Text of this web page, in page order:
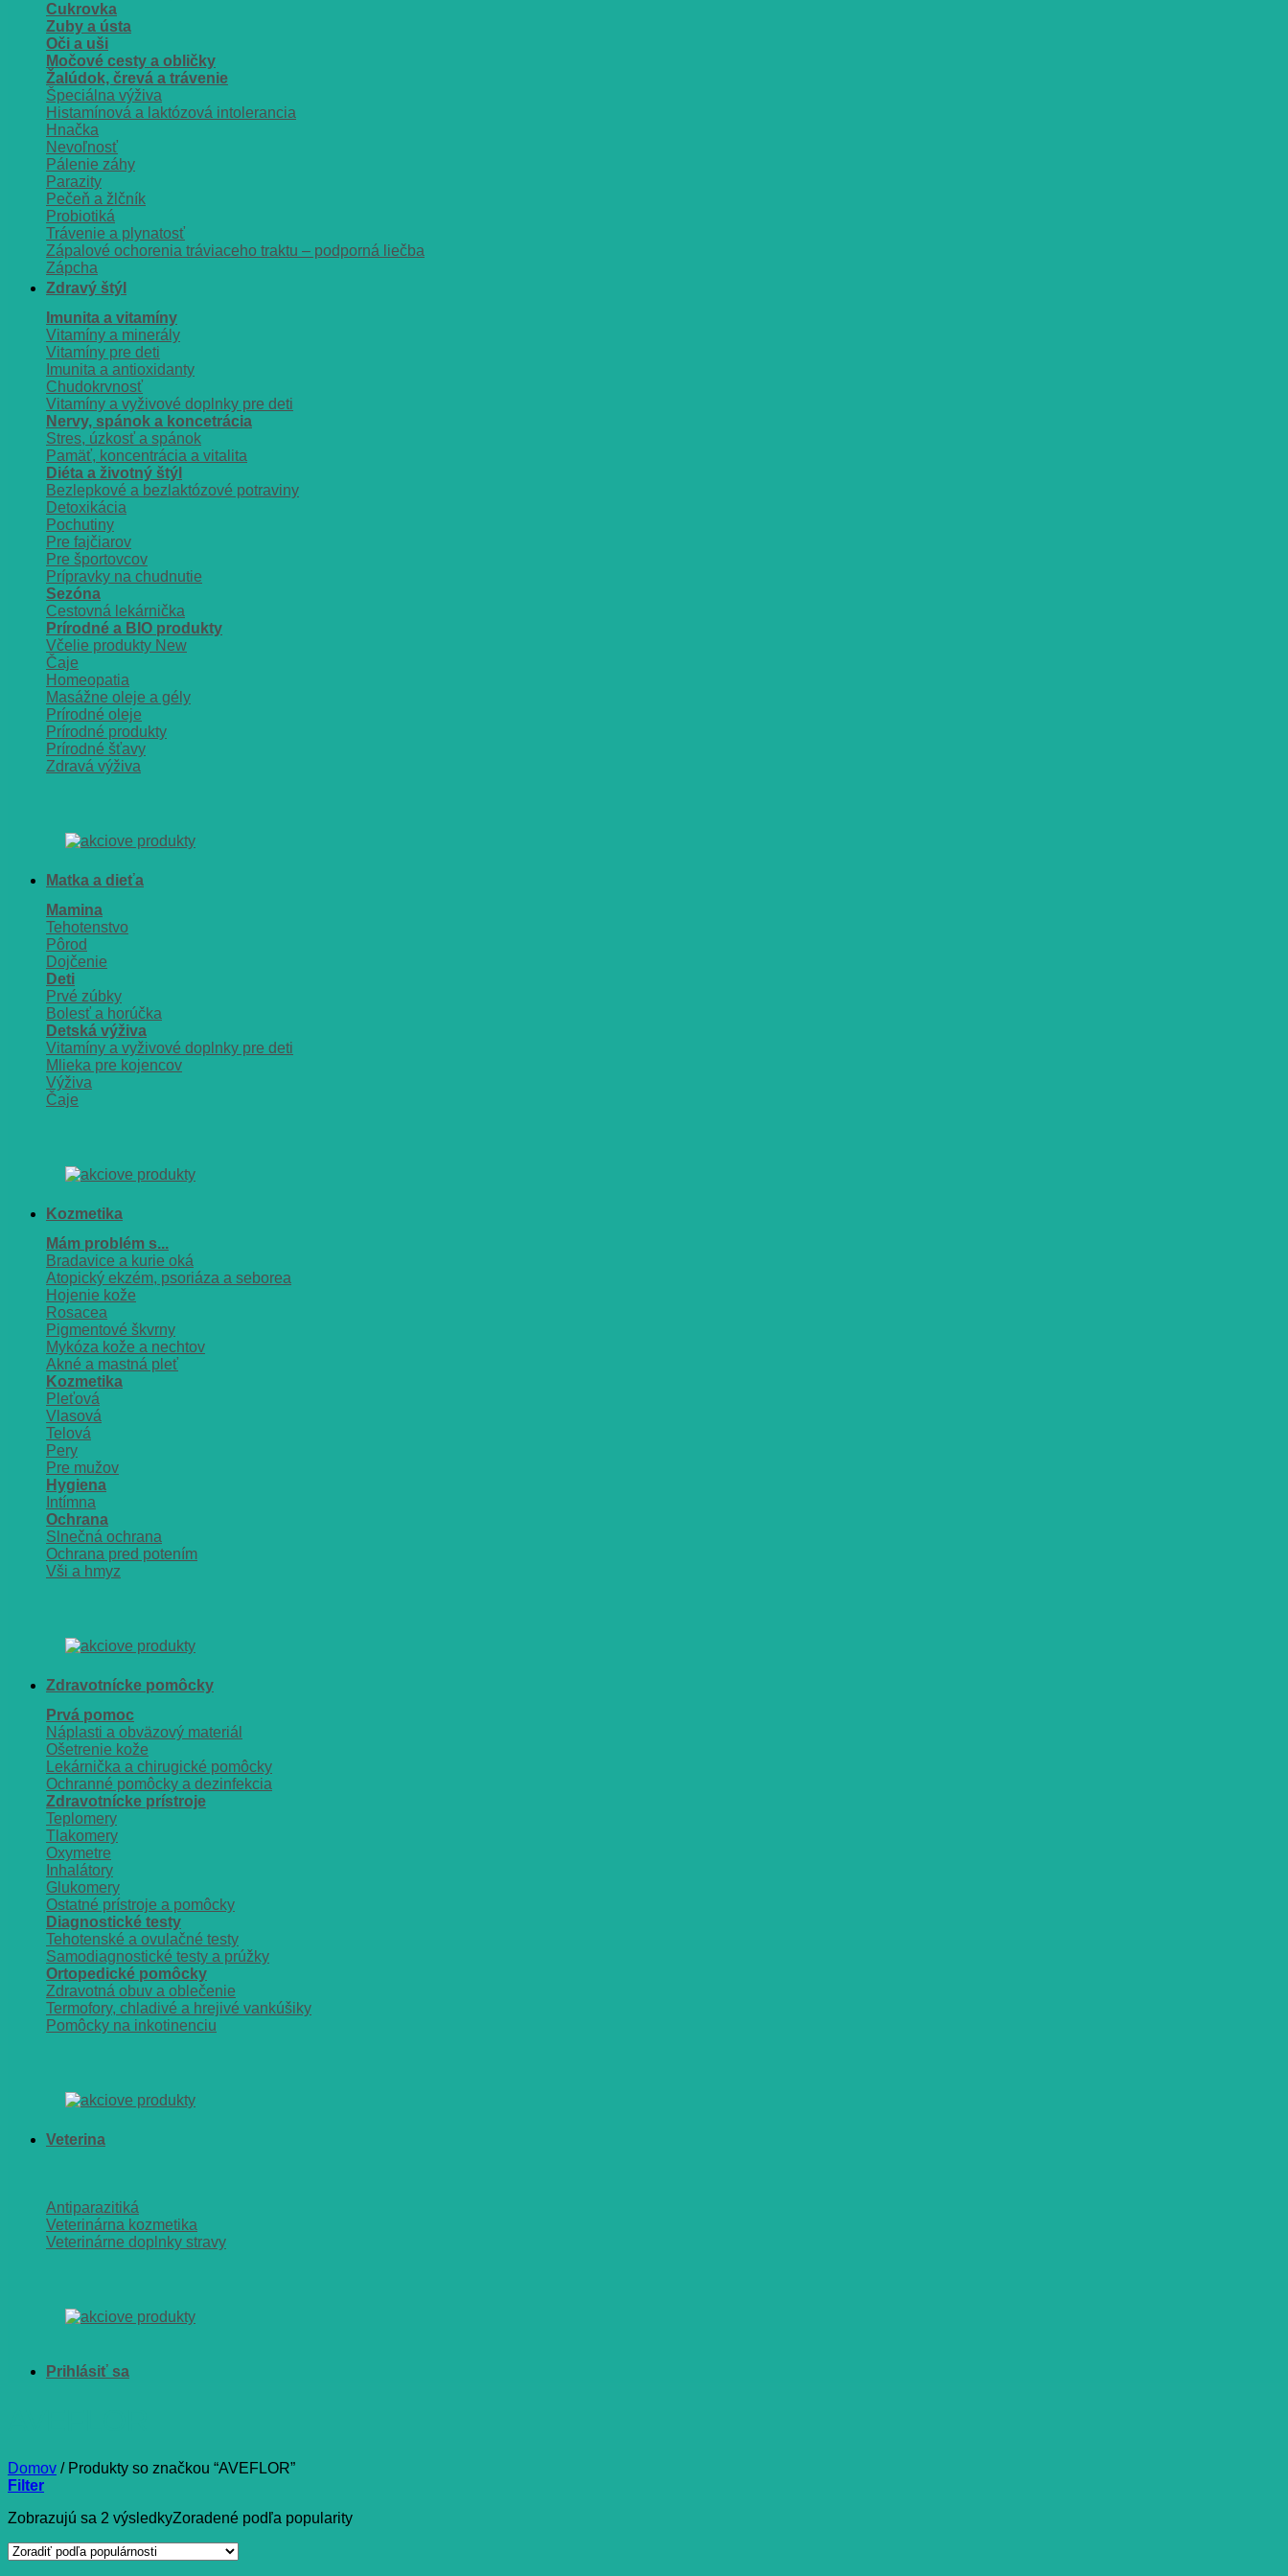
Cukrovka
Zuby a ústa
Oči a uši
Močové cesty a obličky
Žalúdok, črevá a trávenie
Špeciálna výživa
Histamínová a laktózová intolerancia
Hnačka
Nevoľnosť
Pálenie záhy
Parazity
Pečeň a žlčník
Probiotiká
Trávenie a plynatosť
Zápalové ochorenia tráviaceho traktu – podporná liečba
Zápcha
Zdravý štýl
Imunita a vitamíny
Vitamíny a minerály
Vitamíny pre deti
Imunita a antioxidanty
Chudokrvnosť
Vitamíny a vyživové doplnky pre deti
Nervy, spánok a koncetrácia
Stres, úzkosť a spánok
Pamäť, koncentrácia a vitalita
Diéta a životný štýl
Bezlepkové a bezlaktózové potraviny
Detoxikácia
Pochutiny
Pre fajčiarov
Pre športovcov
Prípravky na chudnutie
Sezóna
Cestovná lekárnička
Prírodné a BIO produkty
Včelie produkty
Čaje
Homeopatia
Masážne oleje a gély
Prírodné oleje
Prírodné produkty
Prírodné šťavy
Zdravá výživa
Matka a dieťa
Mamina
Tehotenstvo
Pôrod
Dojčenie
Deti
Prvé zúbky
Bolesť a horúčka
Detská výživa
Vitamíny a vyživové doplnky pre deti
Mlieka pre kojencov
Výživa
Čaje
Kozmetika
Mám problém s...
Bradavice a kurie oká
Atopický ekzém, psoriáza a seborea
Hojenie kože
Rosacea
Pigmentové škvrny
Mykóza kože a nechtov
Akné a mastná pleť
Kozmetika
Pleťová
Vlasová
Telová
Pery
Pre mužov
Hygiena
Intímna
Ochrana
Slnečná ochrana
Ochrana pred potením
Vši a hmyz
Zdravotnícke pomôcky
Prvá pomoc
Náplasti a obväzový materiál
Ošetrenie kože
Lekárnička a chirugické pomôcky
Ochranné pomôcky a dezinfekcia
Zdravotnícke prístroje
Teplomery
Tlakomery
Oxymetre
Inhalátory
Glukomery
Ostatné prístroje a pomôcky
Diagnostické testy
Tehotenské a ovulačné testy
Samodiagnostické testy a prúžky
Ortopedické pomôcky
Zdravotná obuv a oblečenie
Termofory, chladivé a hrejivé vankúšiky
Pomôcky na inkotinenciu
Veterina
Antiparazitiká
Veterinárna kozmetika
Veterinárne doplnky stravy
Domov /Produkty so značkou “AVEFLOR”
Filter
Zobrazujú sa 2 výsledkyZoradené podľa popularity